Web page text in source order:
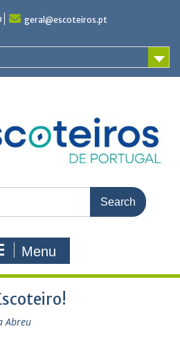
geral@escoteiros.pt
Menu
Abreu